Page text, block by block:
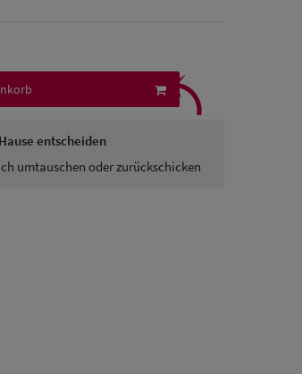
entscheiden
umtauschen oder zurückschicken
⤹